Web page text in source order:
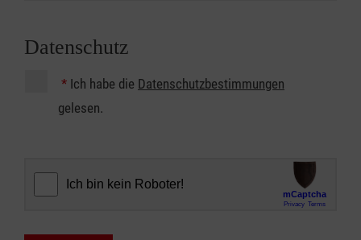
Datenschutz
* Ich habe die Datenschutzbestimmungen
gelesen.